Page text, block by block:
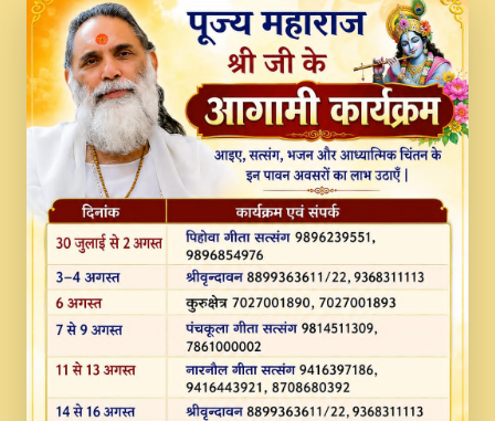
PRABHU KUTEER CHANNEL.mp3
Kina Sohna Tera Bhawan Sajaya Mata
Vaishno Devi Aarti Mata Rani Bhajan By
Lakhwinder Wadali Ji.mp3
MERE MANN VICH KANTH KALER
NEW PUNAJBI DEVOTIONAL SONG 2017
FULL VIDEO HD.mp3
Na To Roop Hai Bindu Ji Maharaj Pad - A
Divine Bhajan by Shri Indresh Ji
#BhaktiPath.mp3
Radha Rani Ki Kirpa Best Devotional
Song By Chitra Vichitra.mp3